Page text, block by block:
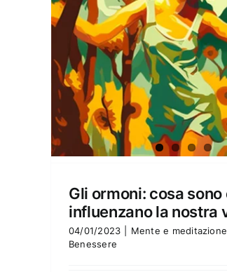
Gli ormoni: cosa sono
influenzano la nostra
04/01/2023 Mente e meditazione
Benessere